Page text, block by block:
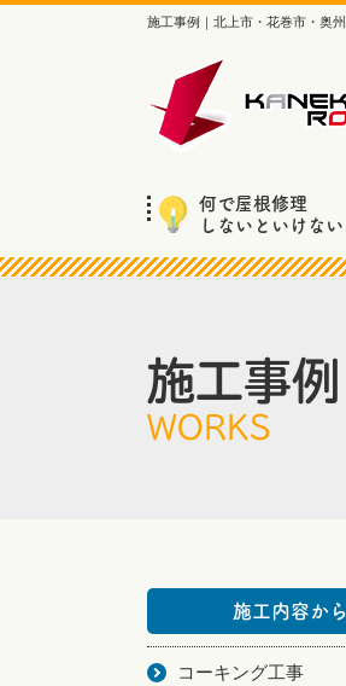
施工事例｜北上市・花巻市・奥
何で屋根修理
しないといけない
施工事例
WORKS
施工内容か
コーキング工事